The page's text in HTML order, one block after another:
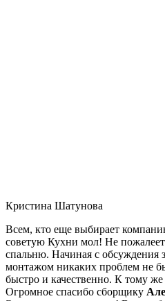
Кристина Шатунова
Всем, кто еще выбирает
советую Кухни мол! Не
спальню. Начиная с обсуждения
монтажом никаких проблем не
быстро и качественно. К тому
Огромное спасибо сборщику